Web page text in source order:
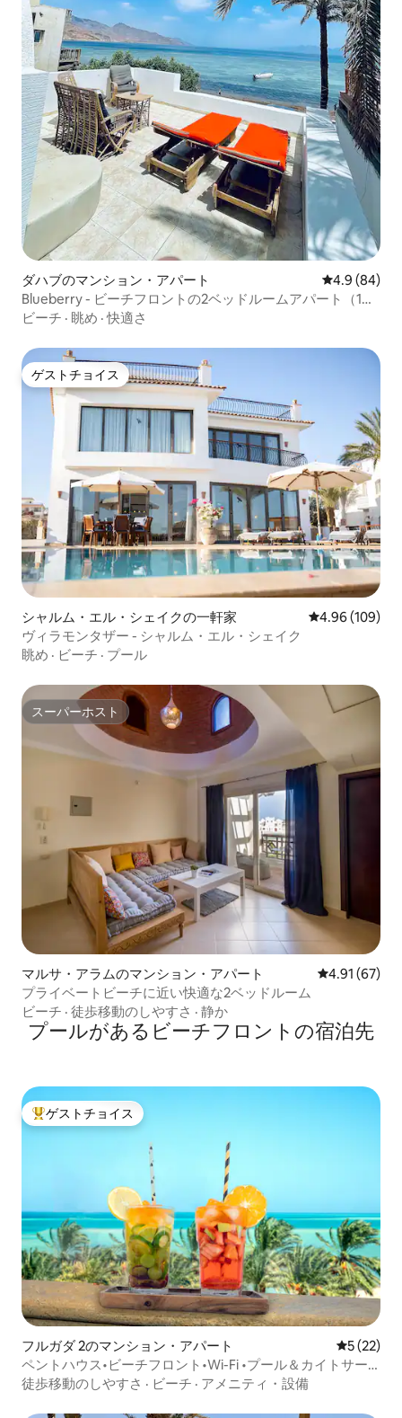
ダハブのマンション・アパート レビュー84
4.9 (84)
Blueberry - ビーチフロントの2ベッドルームアパート（1列
目）
ビーチ · 眺め ·快適さ
ゲストチョイス
ゲストチョイス
シャルム・エル・シェイクの一軒家 レビュー109
4.96 (109)
ヴィラモンタザー - シャルム・エル・シェイク
眺め · ビーチ · プール
スーパーホスト
スーパーホスト
マルサ・アラムのマンション・アパート レビュー67
4.91 (67)
プライベートビーチに近い快適な2ベッドルーム
ビーチ · 徒歩移動のしやすさ · 静か
プールがあるビーチフロントの宿泊先
大好評のゲストチョイスです。
ゲストチョイス
フルガダ 2のマンション・アパート レビュー
5 (22)
ペントハウス•ビーチフロント•Wi-Fi •プール＆カイトサー
フィン
徒歩移動のしやすさ · ビーチ · アメニティ・設備